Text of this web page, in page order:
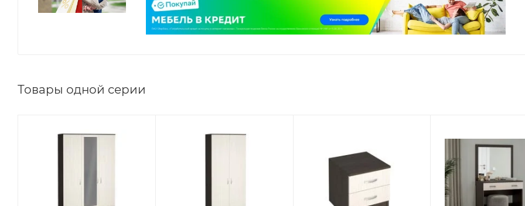
Товары одной серии